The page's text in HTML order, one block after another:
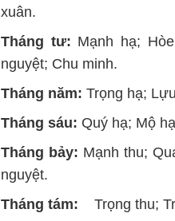
xuân.
Tháng tư: Mạnh hạ;
nguyệt; Chu minh.
Tháng năm: Trọng hạ;
Tháng sáu: Quý hạ; Mộ
Tháng bảy: Mạnh thu;
nguyệt.
Tháng tám:
Trọng thu;